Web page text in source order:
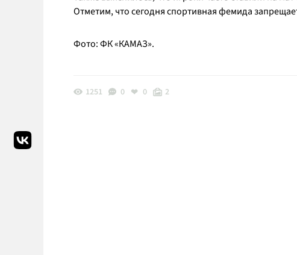
Отметим, что сегодня спортивная фемида
Фото: ФК «КАМАЗ».
1251 0 0 2